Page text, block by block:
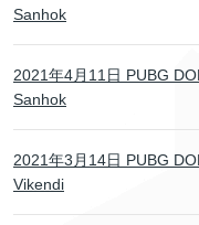
Sanhok
2021年4月11日 PUBG
Sanhok
2021年3月14日 PUBG
Vikendi